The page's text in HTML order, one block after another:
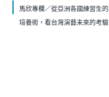
馬欣專欄／從亞洲各國練習生的
培養術，看台灣演藝未來的考驗